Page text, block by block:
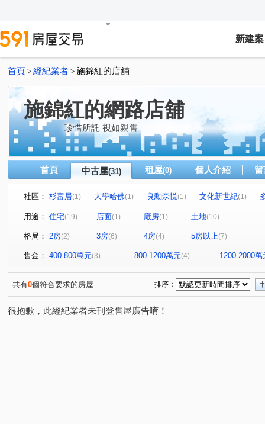
新建案
首頁 > 經紀業者 > 施錦紅的店舖
施錦紅的網路店舖
珍惜所託 視如親售
首頁 中古屋(31) 租屋(0) 個人介紹
社區： 杉富居(1) 大學哈佛(1) 良勳森悦(1) 文化新世紀(1)
大橋首富
達觀41 統穩天廈
永華路
東平路 海安路三段 新中街(1)
中華東路三段(1) 大興街(1) 國平路(1) 東橋三路 (1)
文賢二街(1) 育安一街(1) 文賢路二段(1) 西門路三段(1)
永續三街(1)
用途： 住宅(19) 店面(1) 廠房(1) 土地(10)
格局： 2房(2) 3房(6) 4房(4) 5房以上(7)
售金： 400-800萬元(3) 800-1200萬元(4) 1200-2000萬
共有0個符合要求的房屋 排序：
很抱歉，此經紀業者未刊登售屋廣告唷！